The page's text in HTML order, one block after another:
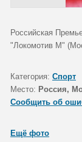
Российская
"Локомотив М"
Категория: Спорт
Место: Россия,
Сообщить об
Ещё фото